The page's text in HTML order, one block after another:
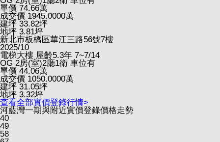
單價 74.66萬
成交價 1945.0000萬
建坪 33.82坪
地坪 3.81坪
新北市板橋區華江三路56號7樓
2025/10
電梯大樓 屋齡5.3年 7~7/14
OG 2房(室)2廳1衛 車位有
單價 44.06萬
成交價 1050.0000萬
建坪 31.05坪
地坪 3.32坪
查看全部實價登錄行情>
河藍灣一期與附近實價登錄價格走勢
40
49
58